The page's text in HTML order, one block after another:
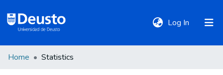
Log In (current)
Home Statistics